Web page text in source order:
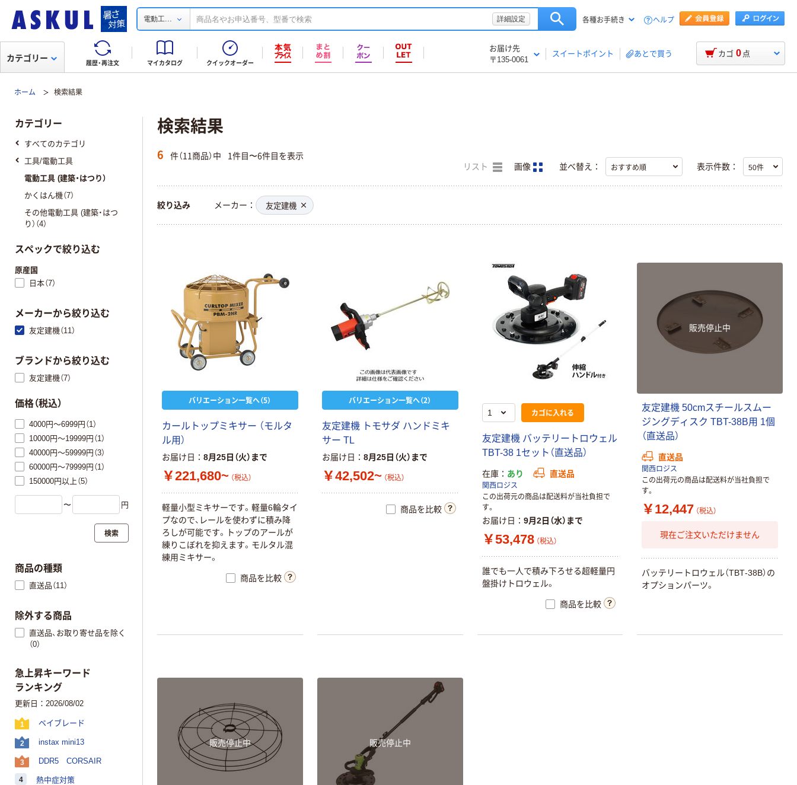
電動工... 詳細設定 各種お手続き ヘルプ
履歴・再注文 マイカタログ クイックオーダー
お届け先
〒135-0061
スイートポイント あとで買う
カテゴリー カゴ 0 点
ホーム 検索結果
検索結果
6 件（11商品）中 1件目〜6件目を表示
リスト 画像 並べ替え： 表示件数：
絞り込み メーカー 友定建機
バリエーション一覧へ（5）
カール ト ッ プミ キサー （モルタ
ル用 ）
お届け日 8月25日（火）まで
￥221,680~ （税込）
軽量小型ミキサーです。 軽量6輪タイ
プなので、 レールを使わずに積み降
ろ しが可能です。 ト ップのアールが
練り こ ぼれを抑え ます。 モルタ ル混
練用 ミキサー。
商品を比較
バリエーション一覧へ（2）
友定建機 トモサダ ハ ン ド ミ キ
サー TL
お届け日 8月25日（火）まで
￥42,502~ （税込）
商品を比較
カゴに入れる
友定建機 バッテ リ ー ト ロ ウ ェ ル
TBT-38 1セ ッ ト （直送品）
在庫 あり 直送品
関西ロジス
この出荷元の商品は配送料が当社負担で
す。
お届け日 9月2日（水）まで
￥53,478 （税込）
誰でも一人 で積み下ろせる超軽量円
盤掛け ト ロ ウェ ル。
商品を比較
販売停止中
友定建機 50cmスチール スムー
ジ ングディ スク TBT-38B用 1個
（直送品）
直送品
関西ロジス
この出荷元の商品は配送料が当社負担で
す。
￥12,447 （税込）
現在ご注文いただけません
バッテ リ ー ト ロ ウェ ル（TBT-38B） の
オプシ ョ ンパーツ。
販売停止中 販売停止中
カテゴリー
すべてのカテゴリ
工具/電動工具
電動工具 (建築・はつり）
かくはん機（7）
その他電動工具 (建築・はつ
り）（4）
スペックで絞り込む
原産国
日本（7）
メーカーから絞り込む
友定建機（11）
ブランドから絞り込む
友定建機（7）
価格（税込）
4000円～6999円（1）
10000円～19999円（1）
40000円～59999円（3）
60000円～79999円（1）
150000円以上（5）
〜 円
検索
商品の種類
直送品（11）
除外する商品
直送品、お取り寄せ品を除く
（0）
急上昇キーワード
ランキング
更新日：2026/08/02
1 ベイブレード
2 instax mini13
3 DDR5 CORSAIR
4 熱中症対策